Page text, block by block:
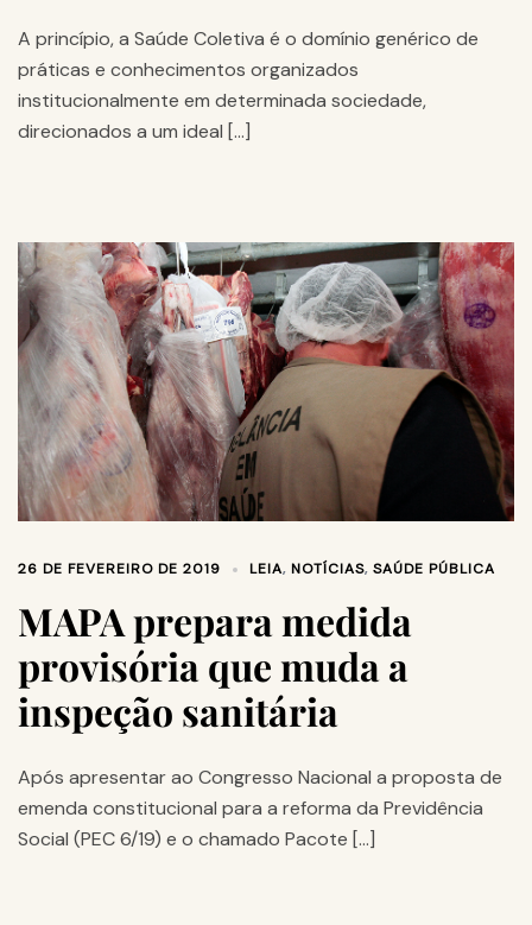
A princípio, a Saúde Coletiva é o domínio genérico de
práticas e conhecimentos organizados
institucionalmente em determinada sociedade,
direcionados a um ideal […]
26 DE FEVEREIRO DE 2019 LEIA, NOTÍCIAS, SAÚDE PÚBLICA
MAPA prepara medida
provisória que muda a
inspeção sanitária
Após apresentar ao Congresso Nacional a proposta de
emenda constitucional para a reforma da Previdência
Social (PEC 6/19) e o chamado Pacote […]